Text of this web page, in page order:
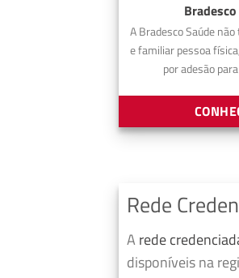
A Bradesco Saúde
e familiar pessoa
por adesão
Rede
A rede
disponíveis na